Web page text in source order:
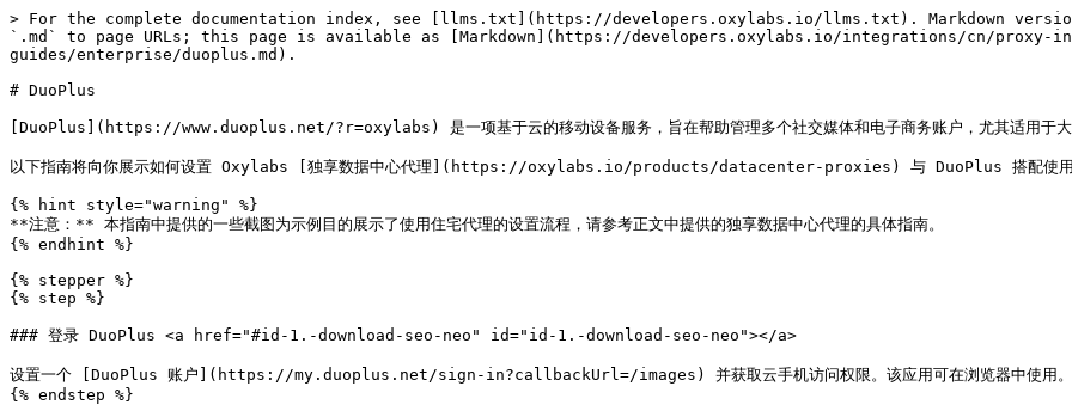
> For the complete documentation index, see [llms.txt](https://developers.oxylabs.io/llms.txt). Markdown
`.md` to page URLs; this page is available as [Markdown](https://developers.oxylabs.io/integrations/cn/proxy-
guides/enterprise/duoplus.md).
# DuoPlus
[DuoPlus](https://www.duoplus.net/?r=oxylabs) 是一项基于云的移动设备服务，旨在帮助管理多个社交媒体和电子商务账户，尤其适用于大
以下指南将向你展示如何设置 Oxylabs [独享数据中心代理](https://oxylabs.io/products/datacenter-proxies) 与 DuoPlus 搭配使用
{% hint style="warning" %}
**注意：** 本指南中提供的一些截图为示例目的展示了使用住宅代理的设置流程，请参考正文中提供的独享数据中心代理的具体指南。
{% endhint %}
{% stepper %}
{% step %}
### 登录 DuoPlus <a href="#id-1.-download-seo-neo" id="id-1.-download-seo-neo"></a>
设置一个 [DuoPlus 账户](https://my.duoplus.net/sign-in?callbackUrl=/images) 并获取云手机访问权限。该应用可在浏览器中使用。
{% endstep %}